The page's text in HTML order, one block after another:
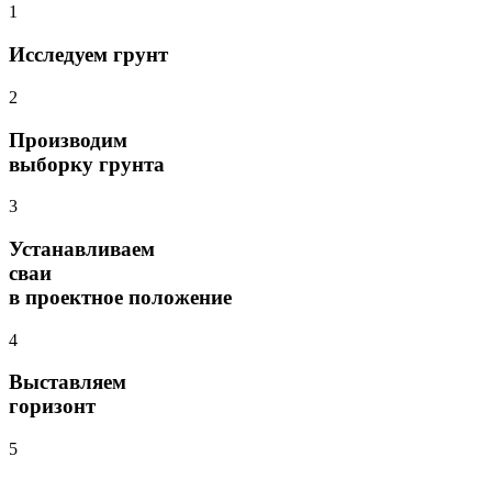
1
Исследуем грунт
2
Производим
выборку грунта
3
Устанавливаем
сваи
в проектное положение
4
Выставляем
горизонт
5